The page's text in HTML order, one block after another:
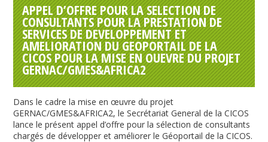
APPEL D’OFFRE POUR LA SELECTION DE
CONSULTANTS POUR LA PRESTATION DE
SERVICES DE DEVELOPPEMENT ET
AMELIORATION DU GEOPORTAIL DE LA
CICOS POUR LA MISE EN OUEVRE DU PROJET
GERNAC/GMES&AFRICA2
Dans le cadre la mise en œuvre du projet
GERNAC/GMES&AFRICA2, le Secrétariat General de la CICOS
lance le présent appel d’offre pour la sélection de consultants
chargés de développer et améliorer le Géoportail de la CICOS.